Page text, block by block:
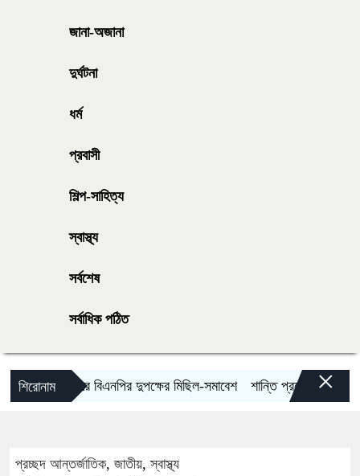
জানা-অজানা
দুর্ঘটনা
ধর্ম
প্রবাসী
শিল্প-সাহিত্য
স্বাস্থ্য
সর্বশেষ
সর্বাধিক পঠিত
শিরোনাম
উপেক্ষা করে বিএনপির দুপক্ষের মিছিল-সমাবেশ শান্তি প্রচেষ্টায় বাধা দিচ্ছে
×
প্রচ্ছদ আন্তর্জাতিক, জাতীয়,স্বাস্থ্য